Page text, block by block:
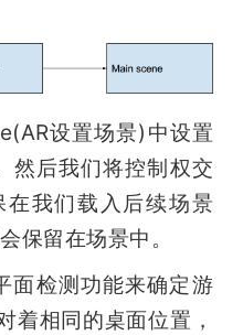
设置场景)中设置
然后我们将控制权交
我们载入后续场景
保留在场景中。
面检测功能来确定游
着相同的桌面位置，